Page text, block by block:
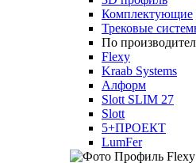
Комплектующие
Трековые
По
Flexy
Kraab Systems
Алформ
Slott SLIM 27
Slott
5+ПРОЕКТ
LumFer